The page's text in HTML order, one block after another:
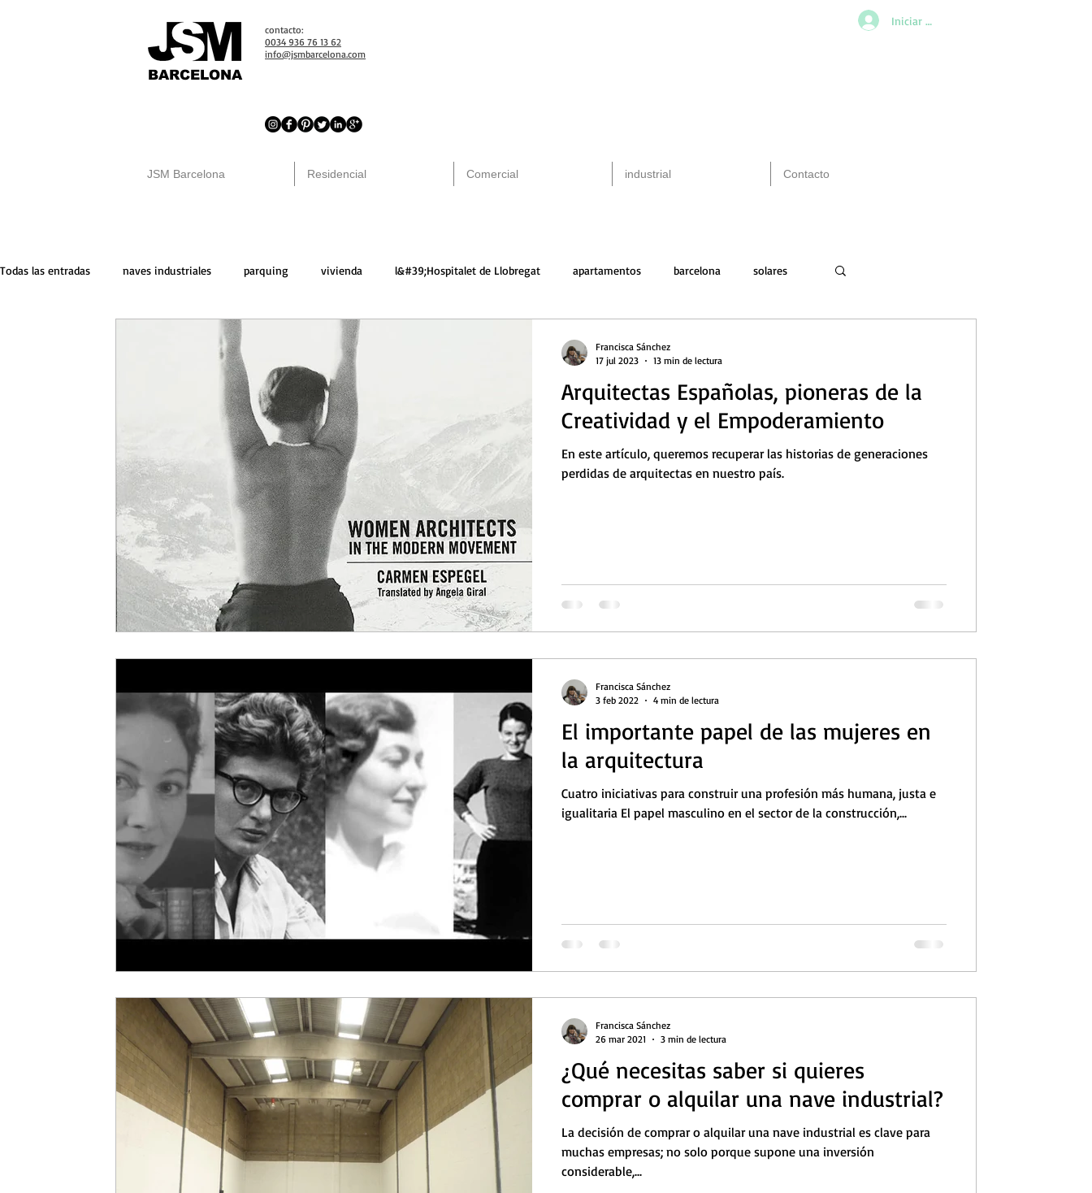
BARCELONA
contacto:
0034 936 76 13 62
info@jsmbarcelona.com
Iniciar sesión
JSM Barcelona Residencial Comercial industrial Contacto
Todas las entradas naves industriales parquing vivienda l&#39;Hospitalet de Llobregat apartamentos barcelona solares
trasteros
Arquitectas Españolas, pioneras de la
Creatividad y el Empoderamiento
En este artículo, queremos recuperar las historias de generaciones
perdidas de arquitectas en nuestro país.
Francisca Sánchez
17 jul 2023
13 min de lectura
El importante papel de las mujeres en
la arquitectura
Cuatro iniciativas para construir una profesión más humana, justa e
igualitaria El papel masculino en el sector de la construcción,...
Francisca Sánchez
3 feb 2022
4 min de lectura
¿Qué necesitas saber si quieres
comprar o alquilar una nave industrial?
La decisión de comprar o alquilar una nave industrial es clave para
muchas empresas; no solo porque supone una inversión
considerable,...
Francisca Sánchez
26 mar 2021
3 min de lectura